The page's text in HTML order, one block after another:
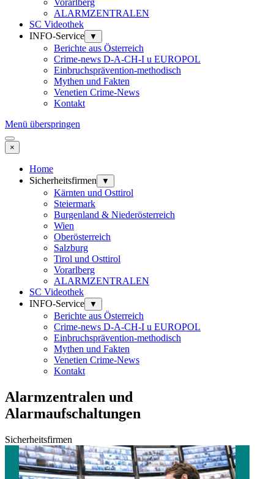
ALARMZENTRALEN
SC Videothek
INFO-Service
▼
Berichte aus Österreich
Crime-news D-A-CH-I u EUROPOL
Einbruchsprävention-methodisch
Mythen und Fakten
Venetien Crime-News
Kontakt
Menü überspringen
×
Home
Sicherheitsfirmen
▼
Kärnten und Osttirol
Steiermark
Burgenland & Niederösterreich
Wien
Oberösterreich
Salzburg
Tirol und Osttirol
Vorarlberg
ALARMZENTRALEN
SC Videothek
INFO-Service
▼
Berichte aus Österreich
Crime-news D-A-CH-I u EUROPOL
Einbruchsprävention-methodisch
Mythen und Fakten
Venetien Crime-News
Kontakt
Alarmzentralen und
Alarmaufschaltungen
Sicherheitsfirmen